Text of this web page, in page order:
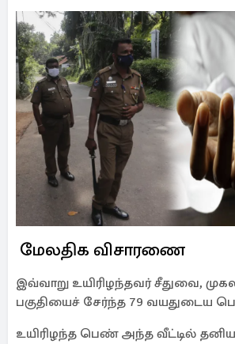
மேலதிக விசாரணை
இவ்வாறு உயிரிழந்தவர் சீதுவை,
பகுதியைச் சேர்ந்த 79 வயதுடைய
உயிரிழந்த பெண் அந்த வீட்டில்